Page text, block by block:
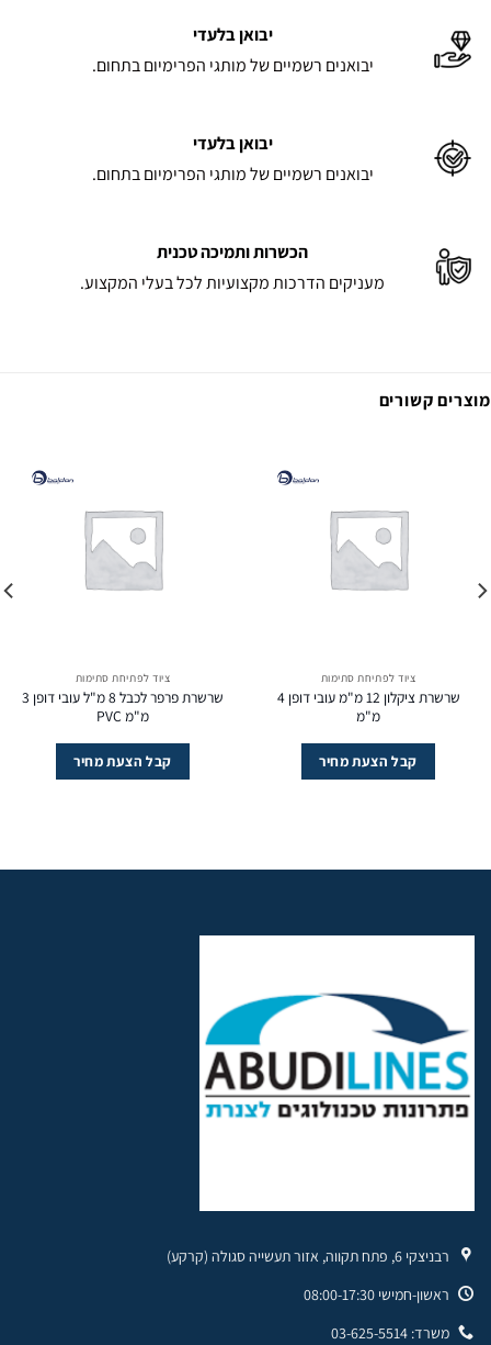
יבואן בלעדי
יבואנים רשמיים של מותגי הפרימיום בתחום.
יבואן בלעדי
יבואנים רשמיים של מותגי הפרימיום בתחום.
הכשרות ותמיכה טכנית
מעניקים הדרכות מקצועיות לכל בעלי המקצוע.
מוצרים קשורים
ציוד לפתיחת סתימות
שרשרת ציקלון 12 מ"מ עובי דופן 4
מ"מ
קבל הצעת מחיר
ציוד לפתיחת סתימות
שרשרת פרפר לכבל 8 מ"ל עובי דופן 3
מ"מ PVC
קבל הצעת מחיר
רבניצקי 6, פתח תקווה, אזור תעשייה סגולה (קרקע)
ראשון-חמישי 08:00-17:30
משרד: 03-625-5514